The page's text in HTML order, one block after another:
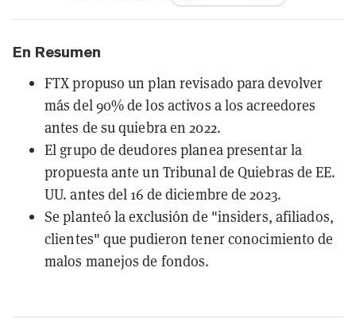
En Resumen
FTX propuso un plan revisado para devolver
más del 90% de los activos a los acreedores
antes de su quiebra en 2022.
El grupo de deudores planea presentar la
propuesta ante un Tribunal de Quiebras de EE.
UU. antes del 16 de diciembre de 2023.
Se planteó la exclusión de "insiders, afiliados,
clientes" que pudieron tener conocimiento de
malos manejos de fondos.